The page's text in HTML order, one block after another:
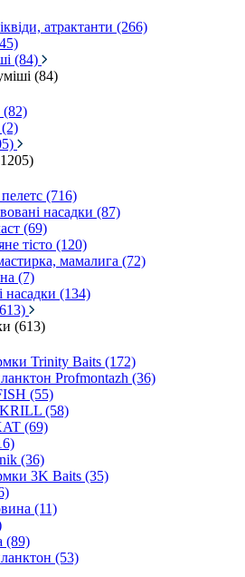
атрактанти (266)
(84)
(84)
(82)
(716)
насадки (87)
(69)
тісто (120)
мамалига (72)
(7)
насадки (134)
(613)
Trinity Baits (172)
Profmontazh (36)
(55)
(58)
(69)
(36)
3K Baits (35)
(11)
(89)
(53)